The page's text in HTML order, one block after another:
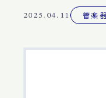
2025.04.11 管楽器